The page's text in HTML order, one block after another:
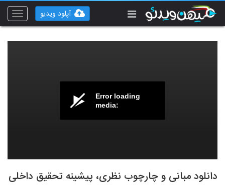
Toggle
آپلود ویدیو
Error loading
media:
دانلود مبانی و چارچوب نظری، پیشینه تحقیق داخلی